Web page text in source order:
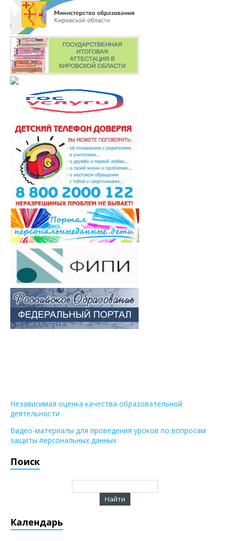
Независимая оценка качества образовательной
деятельности
Видео-материалы для проведения уроков по вопросам
защиты персональных данных
Поиск
Календарь